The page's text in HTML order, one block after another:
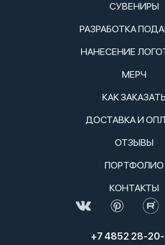
СУВЕНИРЫ
РАЗРАБОТКА
НАНЕСЕНИЕ
МЕРЧ
КАК ЗАКАЗАТЬ
ДОСТАВКА И
ОТЗЫВЫ
ПОРТФОЛИО
КОНТАКТЫ
+7 4852 28-